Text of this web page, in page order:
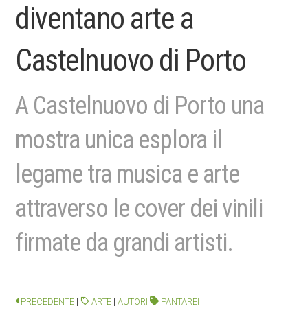
diventano arte a
Castelnuovo di Porto
A Castelnuovo di Porto una
mostra unica esplora il
legame tra musica e arte
attraverso le cover dei vinili
firmate da grandi artisti.
PRECEDENTE | ARTE |AUTORI PANTAREI